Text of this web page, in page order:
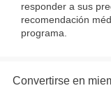
responder a sus
recomendación
programa.​
Convertirse en